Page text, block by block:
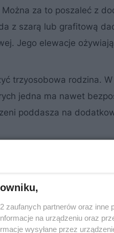
za to poszaleć z
z szarą lub grafitową
Jego elewacje
trzyosobowa rodzina.
jedna ma nawet
poddasza na
zaufanych partnerów oraz
na urządzeniu oraz
wysyłane przez